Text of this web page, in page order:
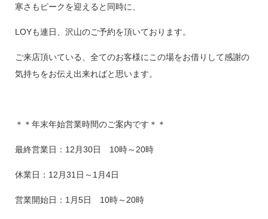
寒さもピークを迎えると同時に、
LOYも連日、沢山のご予約を頂いております。
ご来店頂いている、全てのお客様にこの場をお借りして感謝の
気持ちをお伝え出来ればと思います。
＊＊年末年始営業時間のご案内です＊＊
最終営業日：12月30日 10時～20時
休業日：12月31日～1月4日
営業開始日：1月5日 10時～20時